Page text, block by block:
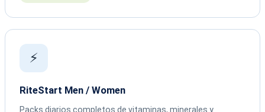
⚡
RiteStart Men / Women
Packs diarios completos de vitaminas, minerales y